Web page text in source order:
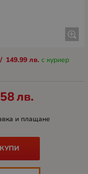
/ 149.99 лв. с куриер
лв.
и плащане
КУПИ